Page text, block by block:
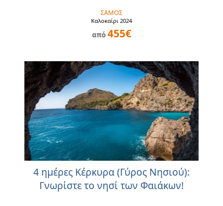
ΣΑΜΟΣ
Καλοκαίρι 2024
από 455€
4 ημέρες Κέρκυρα (Γύρος Νησιού):
Γνωρίστε το νησί των Φαιάκων!